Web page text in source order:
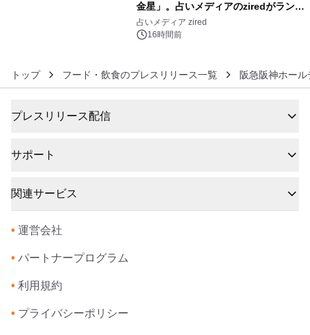
金星」。占いメディアのziredがランキ
ングを発表
占いメディア zired
16時間前
トップ フード・飲食のプレスリリース一覧 阪急阪神ホー
プレスリリース配信
サポート
関連サービス
• 運営会社
• パートナープログラム
• 利用規約
• プライバシーポリシー